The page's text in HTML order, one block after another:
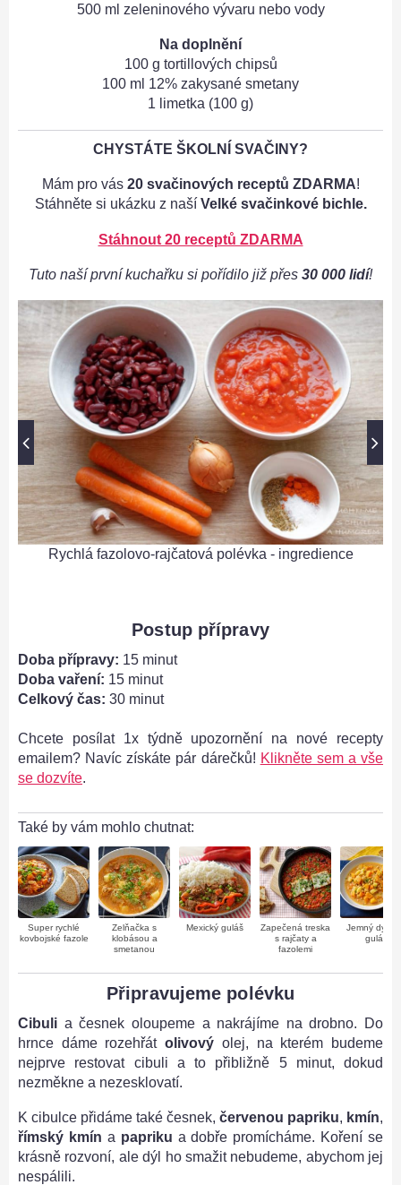
500 ml zeleninového vývaru nebo vody
Na doplnění
100 g tortillových chipsů
100 ml 12% zakysané smetany
1 limetka (100 g)
CHYSTÁTE ŠKOLNÍ SVAČINY?
Mám pro vás 20 svačinových receptů ZDARMA!
Stáhněte si ukázku z naší Velké svačinkové bichle.
Stáhnout 20 receptů ZDARMA
Tuto naší první kuchařku si pořídilo již přes 30 000 lidí!
Rychlá fazolovo-rajčatová polévka - ingredience
Postup přípravy
Doba přípravy: 15 minut
Doba vaření: 15 minut
Celkový čas: 30 minut
Chcete posílat 1x týdně upozornění na nové recepty
emailem? Navíc získáte pár dárečků! Klikněte sem a vše
se dozvíte.
Také by vám mohlo chutnat:
Super rychlé
kovbojské fazole
Zelňačka s
klobásou a
smetanou
Mexický guláš
Zapečená treska
s rajčaty a
fazolemi
Jemný
guláš
Připravujeme polévku
Cibuli a česnek oloupeme a nakrájíme na drobno. Do
hrnce dáme rozehřátolivový olej, na kterém budeme
nejprve restovat cibuli a to přibližně 5 minut, dokud
nezměkne a nezesklovatí.
K cibulce přidáme také česnek, červenou papriku, kmín,
římský kmín a papriku a dobře promícháme. Koření se
krásně rozvoní, ale dýl ho smažit nebudeme, abychom jej
nespálili.